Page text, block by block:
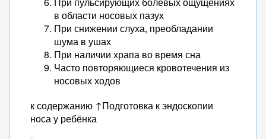
в области носовых пазух
При снижении слуха, преобладании
шума в ушах
При наличии храпа во время сна
Часто повторяющиеся кровотечения из
носовых ходов
к содержанию ↑Подготовка к эндоскопии
носа у ребёнка